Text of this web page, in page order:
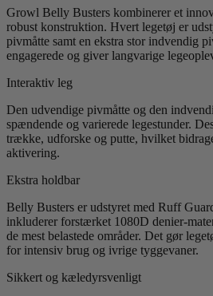
Growl Belly Busters kombinerer et
robust konstruktion. Hvert legetøj er
pivmåtte samt en ekstra stor indvendig
engagerede og giver langvarige
Interaktiv leg
Den udvendige pivmåtte og den
spændende og varierede legestunder.
trække, udforske og putte, hvilket
aktivering.
Ekstra holdbar
Belly Busters er udstyret med Ruff
inkluderer forstærket 1080D denier-
de mest belastede områder. Det gør
for intensiv brug og ivrige tyggevaner.
Sikkert og kæledyrsvenligt